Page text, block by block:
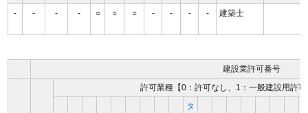
- - - - ○ ○ ○ - - - - 建築士
建設業許可番号
許可業種【0：許可なし、1：一般建設用許
タ